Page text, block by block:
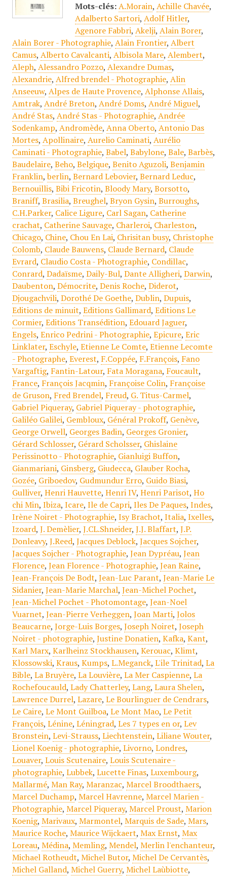
Mots-clés: A.Morain, Achille Chavée,
Adalberto Sartori, Adolf Hitler,
Agenore Fabbri, Akelji, Alain Borer,
Alain Borer - Photographie, Alain Frontier, Albert
Camus, Alberto Cavalcanti, Albisola Mare, Alembert,
Aleph, Alessandro Pozzo, Alexandre Dumas,
Alexandrie, Alfred brendel - Photographie, Alin
Anseeuw, Alpes de Haute Provence, Alphonse Allais,
Amtrak, André Breton, André Doms, André Miguel,
André Stas, André Stas - Photographie, Andrée
Sodenkamp, Andromède, Anna Oberto, Antonio Das
Mortes, Apollinaire, Aurelio Caminati, Aurélio
Caminati - Photographie, Babel, Babylone, Bale, Barbès,
Baudelaire, Beho, Belgique, Benito Aguzoli, Benjamin
Franklin,berlin, Bernard Lebovier, Bernard Leduc,
Bernouillis, Bibi Fricotin, Bloody Mary, Borsotto,
Braniff, Brasilia, Breughel, Bryon Gysin, Burroughs,
C.H.Parker, Calice Ligure, Carl Sagan, Catherine
crachat, Catherine Sauvage, Charleroi, Charleston,
Chicago, Chine, Chou En Lai, Chrisitan busy, Christophe
Colomb, Claude Bauwens, Claude Bernard, Claude
Evrard, Claudio Costa - Photographie, Condillac,
Conrard, Dadaïsme, Daily-Bul, Dante Alligheri, Darwin,
Daubenton, Démocrite, Denis Roche, Diderot,
Djougachvili, Dorothé De Goethe, Dublin, Dupuis,
Editions de minuit, Editions Gallimard, Editions Le
Cormier, Editions Transédition, Edouard Jaguer,
Engels, Enrico Pedrini - Photographie, Epicure, Eric
Linklater, Eschyle, Etienne Le Comte, Etienne Lecomte
- Photographe, Everest, F.Coppée, F.François, Fano
Vargaftig, Fantin-Latour, Fata Moragana, Foucault,
France, François Jacqmin, Françoise Colin, Françoise
de Gruson, Fred Brendel, Freud, G. Titus-Carmel,
Gabriel Piqueray, Gabriel Piqueray - photographie,
Galiléo Galilei, Gembloux, Général Prokoff, Genève,
George Orwell, Georges Badin, Georges Gronier,
Gérard Schlosser, Gérard Scholsser, Ghislaine
Perissinotto - Photographie, Gianluigi Buffon,
Gianmariani, Ginsberg, Giudecca, Glauber Rocha,
Gozée, Griboedov, Gudmundur Erro, Guido Biasi,
Gulliver, Henri Hauvette, Henri IV, Henri Parisot, Ho
chi Min, Ibiza, Icare, Ile de Capri, Iles De Paques, Indes,
Irène Noiret - Photographie, Isy Brachot, Italia, Ixelles,
Izoard, J. Demèlier, J.CL.Shneider, J.J. Blaffart, J.P.
Donleavy, J.Reed, Jacques Deblock, Jacques Sojcher,
Jacques Sojcher - Photographie, Jean Dypréau, Jean
Florence, Jean Florence - Photographie, Jean Raine,
Jean-François De Bodt, Jean-Luc Parant, Jean-Marie Le
Sidanier, Jean-Marie Marchal, Jean-Michel Pochet,
Jean-Michel Pochet - Photomontage, Jean-Noel
Vuarnet, Jean-Pierre Verheggen, Joan Marti, Jolos
Beaucarne, Jorge-Luis Borges, Joseph Noiret, Joseph
Noiret - photographie, Justine Donatien, Kafka, Kant,
Karl Marx, Karlheinz Stockhausen, Kerouac, Klimt,
Klossowski, Kraus, Kumps, L.Meganck, L'ile Trinitad, La
Bible, La Bruyère, La Louvière, La Mer Caspienne, La
Rochefoucauld, Lady Chatterley, Lang, Laura Shelen,
Lawrence Durrel, Lazare, Le Bourlinguer de Cendrars,
Le Caire, Le Mont Guilboa, Le Mont Mao, Le Petit
François, Lénine, Léningrad, Les 7 types en or, Lev
Bronstein, Levi-Strauss, Liechtenstein, Liliane Wouter,
Lionel Koenig - photographie, Livorno, Londres,
Louaver, Louis Scutenaire, Louis Scutenaire -
photographie, Lubbek, Lucette Finas, Luxembourg,
Mallarmé, Man Ray, Maranzac, Marcel Broodthaers,
Marcel Duchamp, Marcel Havrenne, Marcel Marien -
Photographie, Marcel Piqueray, Marcel Proust, Marion
Koenig, Marivaux, Marmontel, Marquis de Sade, Mars,
Maurice Roche, Maurice Wijckaert, Max Ernst, Max
Loreau, Médina, Memling, Mendel, Merlin l'enchanteur,
Michael Rotheudt, Michel Butor, Michel De Cervantès,
Michel Galland, Michel Guerry, Michel Laùbiotte,